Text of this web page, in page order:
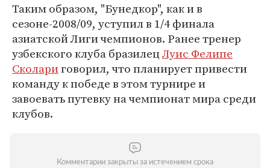
Таким образом, "Бунедкор", как и в
сезоне-2008/09, уступил в 1/4 финала
азиатской Лиги чемпионов. Ранее тренер
узбекского клуба бразилецЛуис Фелипе
Сколариговорил, что планирует привести
команду к победе в этом турнире и
завоевать путевку на чемпионат мира среди
клубов.
Комментарии закрыты за истечением срока